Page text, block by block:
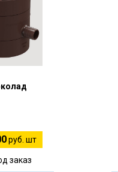
руб. шт
заказ